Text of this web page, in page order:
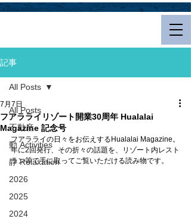
記事
All Posts
不動産
動 Activities
静 Relaxation
2026
2025
2024
All Posts
フアラライリゾート開業30周年 Hualalai
Magazine 記念号
7月7日
フアラライの日々をお伝えするHualalai Magazine。
年に2回発行、その折々の話題を、リゾート内レスト
ラン等で手に取ってご覧いただける読み物です。